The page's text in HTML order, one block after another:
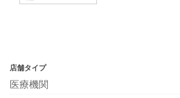
店舗タイプ
医療機関